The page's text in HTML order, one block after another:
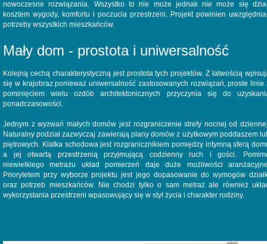
nowoczesne rozwiązania. Wszystko to nie może jednak nie może się
kosztem wygody, komfortu i poczucia przestrzeni. Projekt powinien
potrzeby wszystkich mieszkańców.
Mały dom - prostota i uniwersalność
Kolejną cechą charakterystyczną jest prostota tych projektów. Z łatwością
się w krajobraz ponieważ uniwersalność zastosowanych rozwiązań, proste linie
pominięciem wielu ozdób architektonicznych przyczynia się do
ponadczasowości.
Jednym z wyzwań małych domów jest rozgraniczenie strefy nocnej od
Naturalny podział zazwyczaj zawierają plany domów z użytkowym poddaszem
piętrowych. Klatka schodowa jest rozgranicznikiem pomiędzy intymną sferą
a jej otwartą przestrzenią przyjmującą codzienny ruch i gości.
niewielkiego metrażu układ pomierzeń daje duże możliwości
Priorytetem przy wyborze projektu jest jego dopasowanie do wymogów
oraz potrzeb mieszkańców. Nie chodzi tylko o sam metraż ale również
wykorzystania przestrzeni wpasowujący się w styl życia i charakter rodziny.